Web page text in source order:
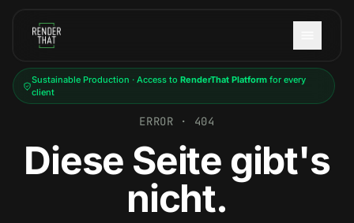
Sustainable Production · Access to RenderThat Platformfor every
client
ERROR · 404
Diese Seite gibt's
nicht.